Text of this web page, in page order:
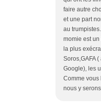
faire autre
et une part
au
momie est
la plus
Soros,GAFA
Google), les
Comme vous
nous y